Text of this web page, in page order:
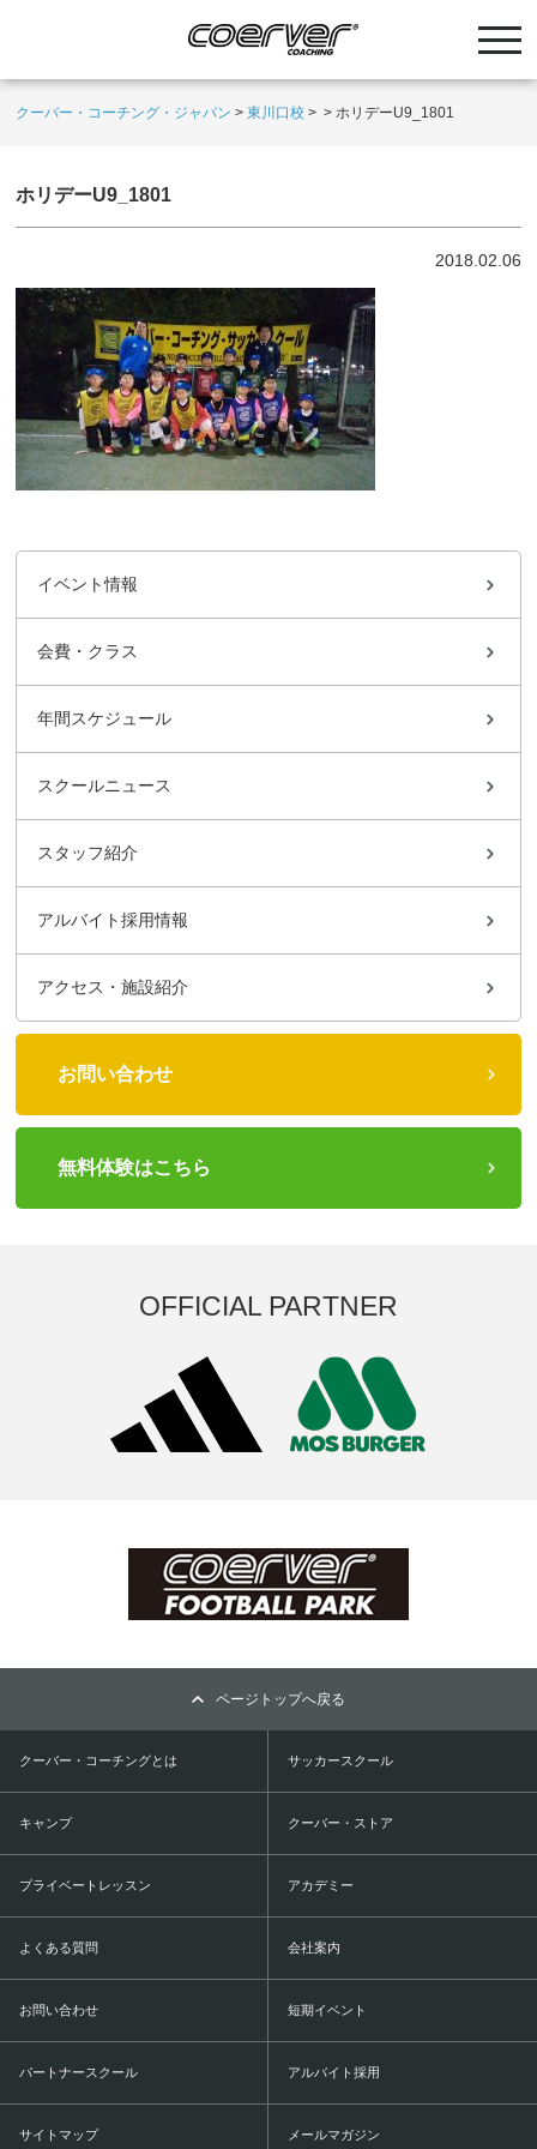
クーバー・コーチング・ジャパン >東川口校 > >ホリデーU9_1801
ホリデーU9_1801
2018.02.06
イベント情報
会費・クラス
年間スケジュール
スクールニュース
スタッフ紹介
アルバイト採用情報
アクセス・施設紹介
お問い合わせ
無料体験はこちら
OFFICIAL PARTNER
ページトップへ戻る
クーバー・コーチングとは サッカースクール
キャンプ クーバー・ストア
プライベートレッスン アカデミー
よくある質問 会社案内
お問い合わせ 短期イベント
パートナースクール アルバイト採用
サイトマップ メールマガジン